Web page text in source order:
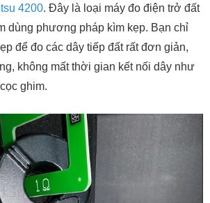
4200. Đây là loại máy đo điện trở đất
dùng phương pháp kìm kẹp. Bạn chỉ
để đo các dây tiếp đất rất đơn giản,
không mất thời gian kết nối dây như
ghim.